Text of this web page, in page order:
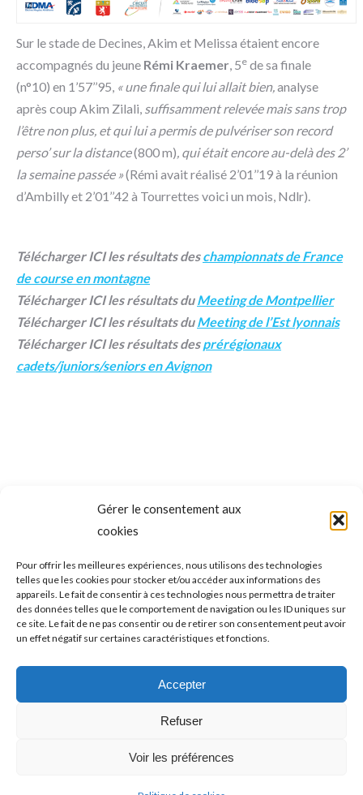
Gérer le consentement aux
cookies
Pour offrir les meilleures expériences, nous utilisons des technologies
telles que les cookies pour stocker et/ou accéder aux informations des
appareils. Le fait de consentir à ces technologies nous permettra de traiter
des données telles que le comportement de navigation ou les ID uniques sur
ce site. Le fait de ne pas consentir ou de retirer son consentement peut avoir
un effet négatif sur certaines caractéristiques et fonctions.
Accepter
Refuser
Voir les préférences
Sur le stade de Decines, Akim et Melissa étaient encore
accompagnés du jeune Rémi Kraemer, 5e de sa finale
(n°10) en 1’57’’95, « une finale qui lui allait bien,analyse
après coup Akim Zilali, suffisamment relevée mais sans trop
l’être non plus, et qui lui a permis de pulvériser son record
perso’ sur la distance(800 m), qui était encore au-delà des 2’
la semaine passée »(Rémi avait réalisé 2’01’’19 à la réunion
d’Ambilly et 2’01’’42 à Tourrettes voici un mois, Ndlr).
Télécharger ICI les résultats deschampionnats de France
de course en montagne
Télécharger ICI les résultats duMeeting de Montpellier
Télécharger ICI les résultats duMeeting de l’Est lyonnais
Télécharger ICI les résultats desprérégionaux
cadets/juniors/seniors en Avignon
NAVIGATION
DE
COMMENTAIRE
ONGLET PRÉCÉDENT
Onglet
précédent
Carla Rapicano sur la route des
championnats d’Europe VIRTUS de
paranation !
Onglet
La saison de tous les bonheurs des
pongistes fréjusiens !